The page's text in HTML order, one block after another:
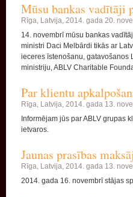
Mūsu bankas vadītāji
Rīga, Latvija, 2014. gada 20.
14. novembrī mūsu bankas
ministri Daci Melbārdi tikās ar
ieceres īstenošanu, gatavošanos
ministriju, ABLV Charitable
Par klientu
Rīga, Latvija, 2014. gada 13.
Informējam jūs par ABLV grupas
ietvaros.
Jaunas prasības
Rīga, Latvija, 2014. gada 13.
2014. gada 16. novembrī stājas